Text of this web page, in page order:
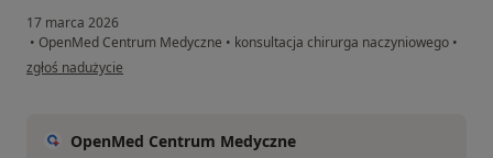
17 marca 2026
• OpenMed Centrum Medyczne • konsultacja chirurga naczyniowego •
w opinii użytkownika Konrad
zgłoś nadużycie
OpenMed Centrum Medyczne